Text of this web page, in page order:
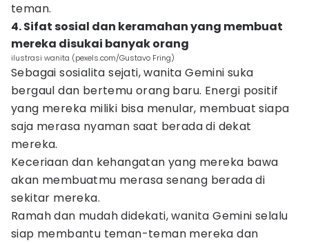
teman.
4. Sifat sosial dan keramahan yang membuat
mereka disukai banyak orang
ilustrasi wanita (pexels.com/Gustavo Fring)
Sebagai sosialita sejati, wanita Gemini suka
bergaul dan bertemu orang baru. Energi positif
yang mereka miliki bisa menular, membuat siapa
saja merasa nyaman saat berada di dekat
mereka.
Keceriaan dan kehangatan yang mereka bawa
akan membuatmu merasa senang berada di
sekitar mereka.
Ramah dan mudah didekati, wanita Gemini selalu
siap membantu teman-teman mereka dan